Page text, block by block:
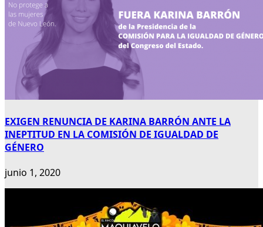
EXIGEN RENUNCIA DE KARINA BARRÓN ANTE LA
INEPTITUD EN LA COMISIÓN DE IGUALDAD DE
GÉNERO
junio 1, 2020